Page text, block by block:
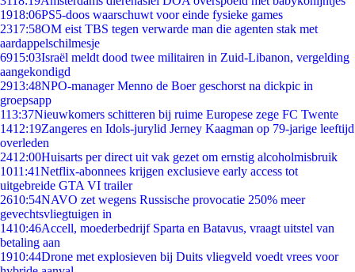
1918:06PS5-doos waarschuwt voor einde fysieke games
2317:58OM eist TBS tegen verwarde man die agenten stak met
aardappelschilmesje
6915:03Israël meldt dood twee militairen in Zuid-Libanon, vergelding
aangekondigd
2913:48NPO-manager Menno de Boer geschorst na dickpic in
groepsapp
113:37Nieuwkomers schitteren bij ruime Europese zege FC Twente
1412:19Zangeres en Idols-jurylid Jerney Kaagman op 79-jarige leeftijd
overleden
2412:00Huisarts per direct uit vak gezet om ernstig alcoholmisbruik
1011:41Netflix-abonnees krijgen exclusieve early access tot
uitgebreide GTA VI trailer
2610:54NAVO zet wegens Russische provocatie 250% meer
gevechtsvliegtuigen in
1410:46Accell, moederbedrijf Sparta en Batavus, vraagt uitstel van
betaling aan
1910:44Drone met explosieven bij Duits vliegveld voedt vrees voor